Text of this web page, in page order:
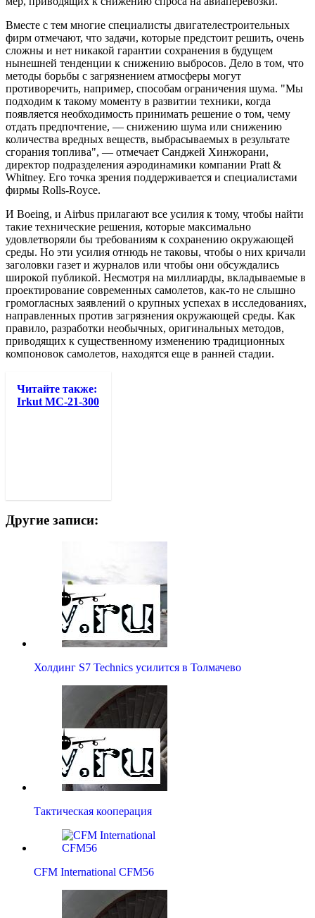
Вместе с тем многие специалисты двигателестроительных
фирм отмечают, что задачи, которые предстоит решить, очень
сложны и нет никакой гарантии сохранения в будущем
нынешней тенденции к снижению выбросов. Дело в том, что
методы борьбы с загрязнением атмосферы могут
противоречить, например, способам ограничения шума. "Мы
подходим к такому моменту в развитии техники, когда
появляется необходимость принимать решение о том, чему
отдать предпочтение, — снижению шума или снижению
количества вредных веществ, выбрасываемых в результате
сгорания топлива", — отмечает Санджей Хинжорани,
директор подразделения аэродинамики компании Pratt &
Whitney. Его точка зрения поддерживается и специалистами
фирмы Rolls-Royce.
И Boeing, и Airbus прилагают все усилия к тому, чтобы найти
такие технические решения, которые максимально
удовлетворяли бы требованиям к сохранению окружающей
среды. Но эти усилия отнюдь не таковы, чтобы о них кричали
заголовки газет и журналов или чтобы они обсуждались
широкой публикой. Несмотря на миллиарды, вкладываемые в
проектирование современных самолетов, как-то не слышно
громогласных заявлений о крупных успехах в исследованиях,
направленных против загрязнения окружающей среды. Как
правило, разработки необычных, оригинальных методов,
приводящих к существенному изменению традиционных
компоновок самолетов, находятся еще в ранней стадии.
Читайте также:
Irkut MC-21-300
Другие записи:
Холдинг S7 Technics усилится в Толмачево
Тактическая кооперация
CFM International CFM56